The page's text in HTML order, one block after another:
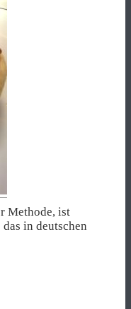
Methode, ist
in deutschen